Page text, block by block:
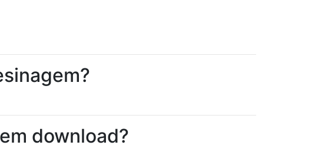
download?